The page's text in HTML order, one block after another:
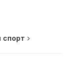
спорт